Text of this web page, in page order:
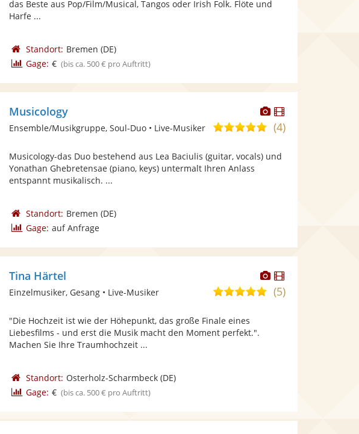
Sternen
das Beste aus Pop/Film/Musical, Tangos oder Irish Folk. Flöte und
Harfe ...
Standort: Bremen (DE)
Gage: € (bis ca. 500 € pro Auftritt)
Dieser
Künstler
stellt
Fotos
bereit.
Dieser
Künstler
Musicology
5,0
5
(4)
Ensemble/Musikgruppe, Soul-Duo • Live-Musiker
Musicology-das Duo bestehend aus Lea Baciulis (guitar, vocals) und
Yonathan Ghebretensae (piano, keys) untermalt Ihren Anlass
entspannt musikalisch. ...
Standort: Bremen (DE)
Gage: auf Anfrage
Dieser
Künstler
stellt
Dieser
Künstler
Tina Härtel
5,0(5)
Einzelmusiker, Gesang • Live-Musiker
"Die Hochzeit ist wie der Höhepunkt, das große Finale eines
Liebesfilms - und erst die Musik macht den Moment perfekt.".
Machen Sie Ihre Traumhochzeit ...
Standort: Osterholz-Scharmbeck(DE)
Gage: € (bis ca. 500 € pro Auftritt)